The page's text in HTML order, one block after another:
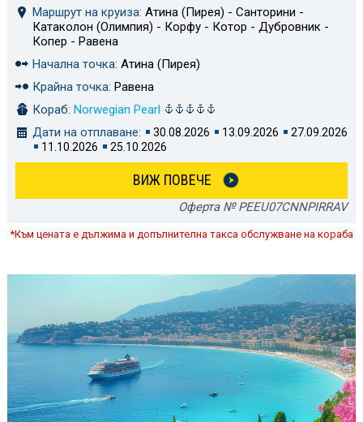
Маршрут на круиза: Атина (Пирея) - Санторини -
Катаколон (Олимпия) - Корфу - Котор - Дубровник -
Копер - Равена
Начална точка: Атина (Пирея)
Крайна точка: Равена
Кораб: Norwegian Pearl
Дати на отплаване:
30.08.2026 13.09.2026
27.09.2026
11.10.2026
25.10.2026
ВИЖ ПОВЕЧЕ
Оферта № PEEU07CNNPIRRAV
*Към цената е дължима и допълнителна такса обслужване на кораба